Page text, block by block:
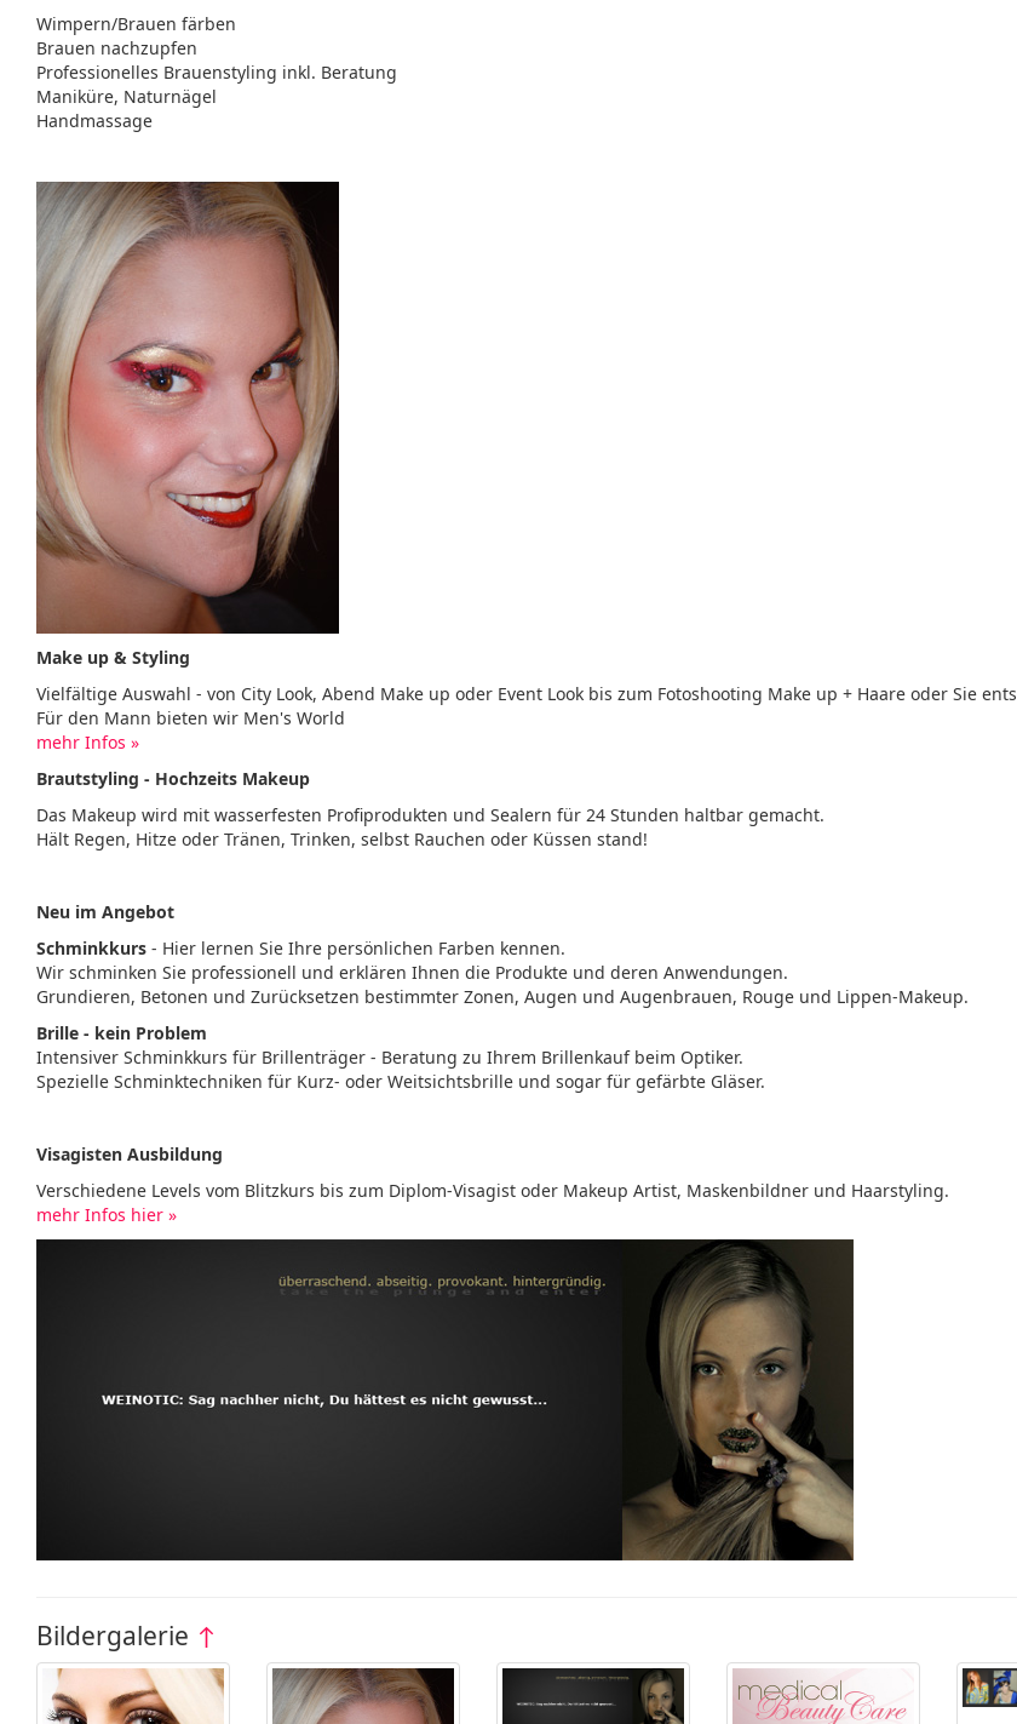
Wimpern/Brauen färben
Brauen nachzupfen
Professionelles Brauenstyling inkl. Beratung
Maniküre, Naturnägel
Handmassage
Make up & Styling
Vielfältige Auswahl - von City Look, Abend Make up oder Event Look bis zum Fotoshooting Make up + Haare oder Sie
Für den Mann bieten wir Men's World
mehr Infos »
Brautstyling - Hochzeits Makeup
Das Makeup wird mit wasserfesten Profiprodukten und Sealern für 24 Stunden haltbar gemacht.
Hält Regen, Hitze oder Tränen, Trinken, selbst Rauchen oder Küssen stand!
Neu im Angebot
Schminkkurs - Hier lernen Sie Ihre persönlichen Farben kennen.
Wir schminken Sie professionell und erklären Ihnen die Produkte und deren Anwendungen.
Grundieren, Betonen und Zurücksetzen bestimmter Zonen, Augen und Augenbrauen, Rouge und Lippen-Makeup.
Brille - kein Problem
Intensiver Schminkkurs für Brillenträger - Beratung zu Ihrem Brillenkauf beim Optiker.
Spezielle Schminktechniken für Kurz- oder Weitsichtsbrille und sogar für gefärbte Gläser.
Visagisten Ausbildung
Verschiedene Levels vom Blitzkurs bis zum Diplom-Visagist oder Makeup Artist, Maskenbildner und Haarstyling.
mehr Infos hier »
Bildergalerie ↑